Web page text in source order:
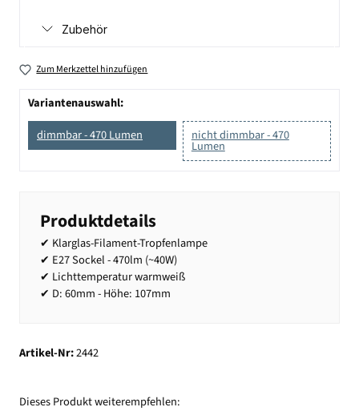
Zubehör
Zum Merkzettel hinzufügen
Variantenauswahl:
dimmbar - 470 Lumen
nicht dimmbar - 470
Lumen
Produktdetails
✔ Klarglas-Filament-Tropfenlampe
✔ E27 Sockel - 470lm (~40W)
✔ Lichttemperatur warmweiß
✔ D: 60mm - Höhe: 107mm
Artikel-Nr:2442
Dieses Produkt weiterempfehlen: